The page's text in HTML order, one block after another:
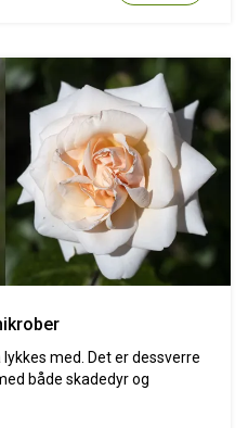
med. Det er dessverre
både skadedyr og